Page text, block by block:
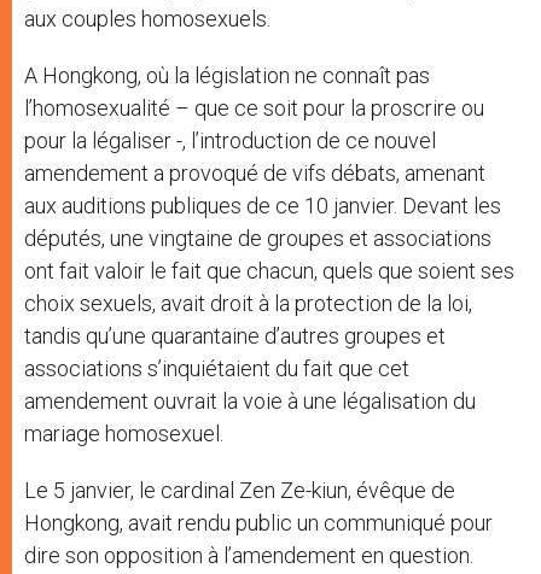
aux couples homosexuels.
A Hongkong, où la législation ne connaît pas
l’homosexualité – que ce soit pour la proscrire ou
pour la légaliser -, l’introduction de ce nouvel
amendement a provoqué de vifs débats, amenant
aux auditions publiques de ce 10 janvier. Devant les
députés, une vingtaine de groupes et associations
ont fait valoir le fait que chacun, quels que soient ses
choix sexuels, avait droit à la protection de la loi,
tandis qu’une quarantaine d’autres groupes et
associations s’inquiétaient du fait que cet
amendement ouvrait la voie à une légalisation du
mariage homosexuel.
Le 5 janvier, le cardinal Zen Ze-kiun, évêque de
Hongkong, avait rendu public un communiqué pour
dire son opposition à l’amendement en question.